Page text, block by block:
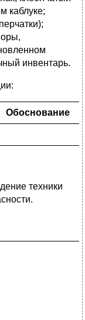
каблуке;
инвентарь.
Обоснование
техники